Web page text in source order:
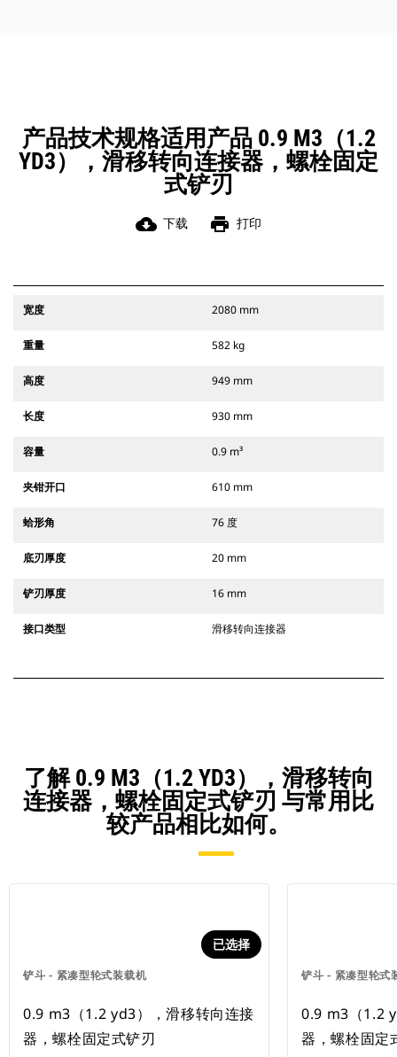
产品技术规格适用产品 0.9 M3（1.2
YD3），滑移转向连接器，螺栓固定
式铲刃
cloud_download 下载 print 打印
宽度 2080 mm
重量 582 kg
高度 949 mm
长度 930 mm
容量 0.9 m³
夹钳开口 610 mm
蛤形角 76 度
底刃厚度 20 mm
铲刃厚度 16 mm
接口类型 滑移转向连接器
了解 0.9 M3（1.2 YD3），滑移转向
连接器，螺栓固定式铲刃 与常用比
较产品相比如何。
铲斗 - 紧凑型轮式装载机
已选择
0.9 m3（1.2 yd3），滑移转向连接
器，螺栓固定式铲刃
铲斗 - 紧凑型轮式
0.9 m3（1.2
器，螺栓固定